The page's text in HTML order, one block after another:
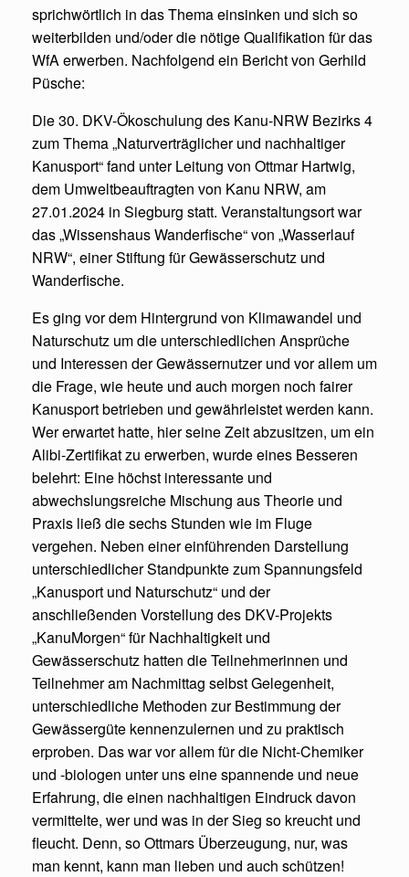
sprichwörtlich in das Thema einsinken und sich so
weiterbilden und/oder die nötige Qualifikation für das
WfA erwerben. Nachfolgend ein Bericht von Gerhild
Püsche:
Die 30. DKV-Ökoschulung des Kanu-NRW Bezirks 4
zum Thema „Naturverträglicher und nachhaltiger
Kanusport“ fand unter Leitung von Ottmar Hartwig,
dem Umweltbeauftragten von Kanu NRW, am
27.01.2024 in Siegburg statt. Veranstaltungsort war
das „Wissenshaus Wanderfische“ von „Wasserlauf
NRW“, einer Stiftung für Gewässerschutz und
Wanderfische.
Es ging vor dem Hintergrund von Klimawandel und
Naturschutz um die unterschiedlichen Ansprüche
und Interessen der Gewässernutzer und vor allem um
die Frage, wie heute und auch morgen noch fairer
Kanusport betrieben und gewährleistet werden kann.
Wer erwartet hatte, hier seine Zeit abzusitzen, um ein
Alibi-Zertifikat zu erwerben, wurde eines Besseren
belehrt: Eine höchst interessante und
abwechslungsreiche Mischung aus Theorie und
Praxis ließ die sechs Stunden wie im Fluge
vergehen. Neben einer einführenden Darstellung
unterschiedlicher Standpunkte zum Spannungsfeld
„Kanusport und Naturschutz“ und der
anschließenden Vorstellung des DKV-Projekts
„KanuMorgen“ für Nachhaltigkeit und
Gewässerschutz hatten die Teilnehmerinnen und
Teilnehmer am Nachmittag selbst Gelegenheit,
unterschiedliche Methoden zur Bestimmung der
Gewässergüte kennenzulernen und zu praktisch
erproben. Das war vor allem für die Nicht-Chemiker
und -biologen unter uns eine spannende und neue
Erfahrung, die einen nachhaltigen Eindruck davon
vermittelte, wer und was in der Sieg so kreucht und
fleucht. Denn, so Ottmars Überzeugung, nur, was
man kennt, kann man lieben und auch schützen!